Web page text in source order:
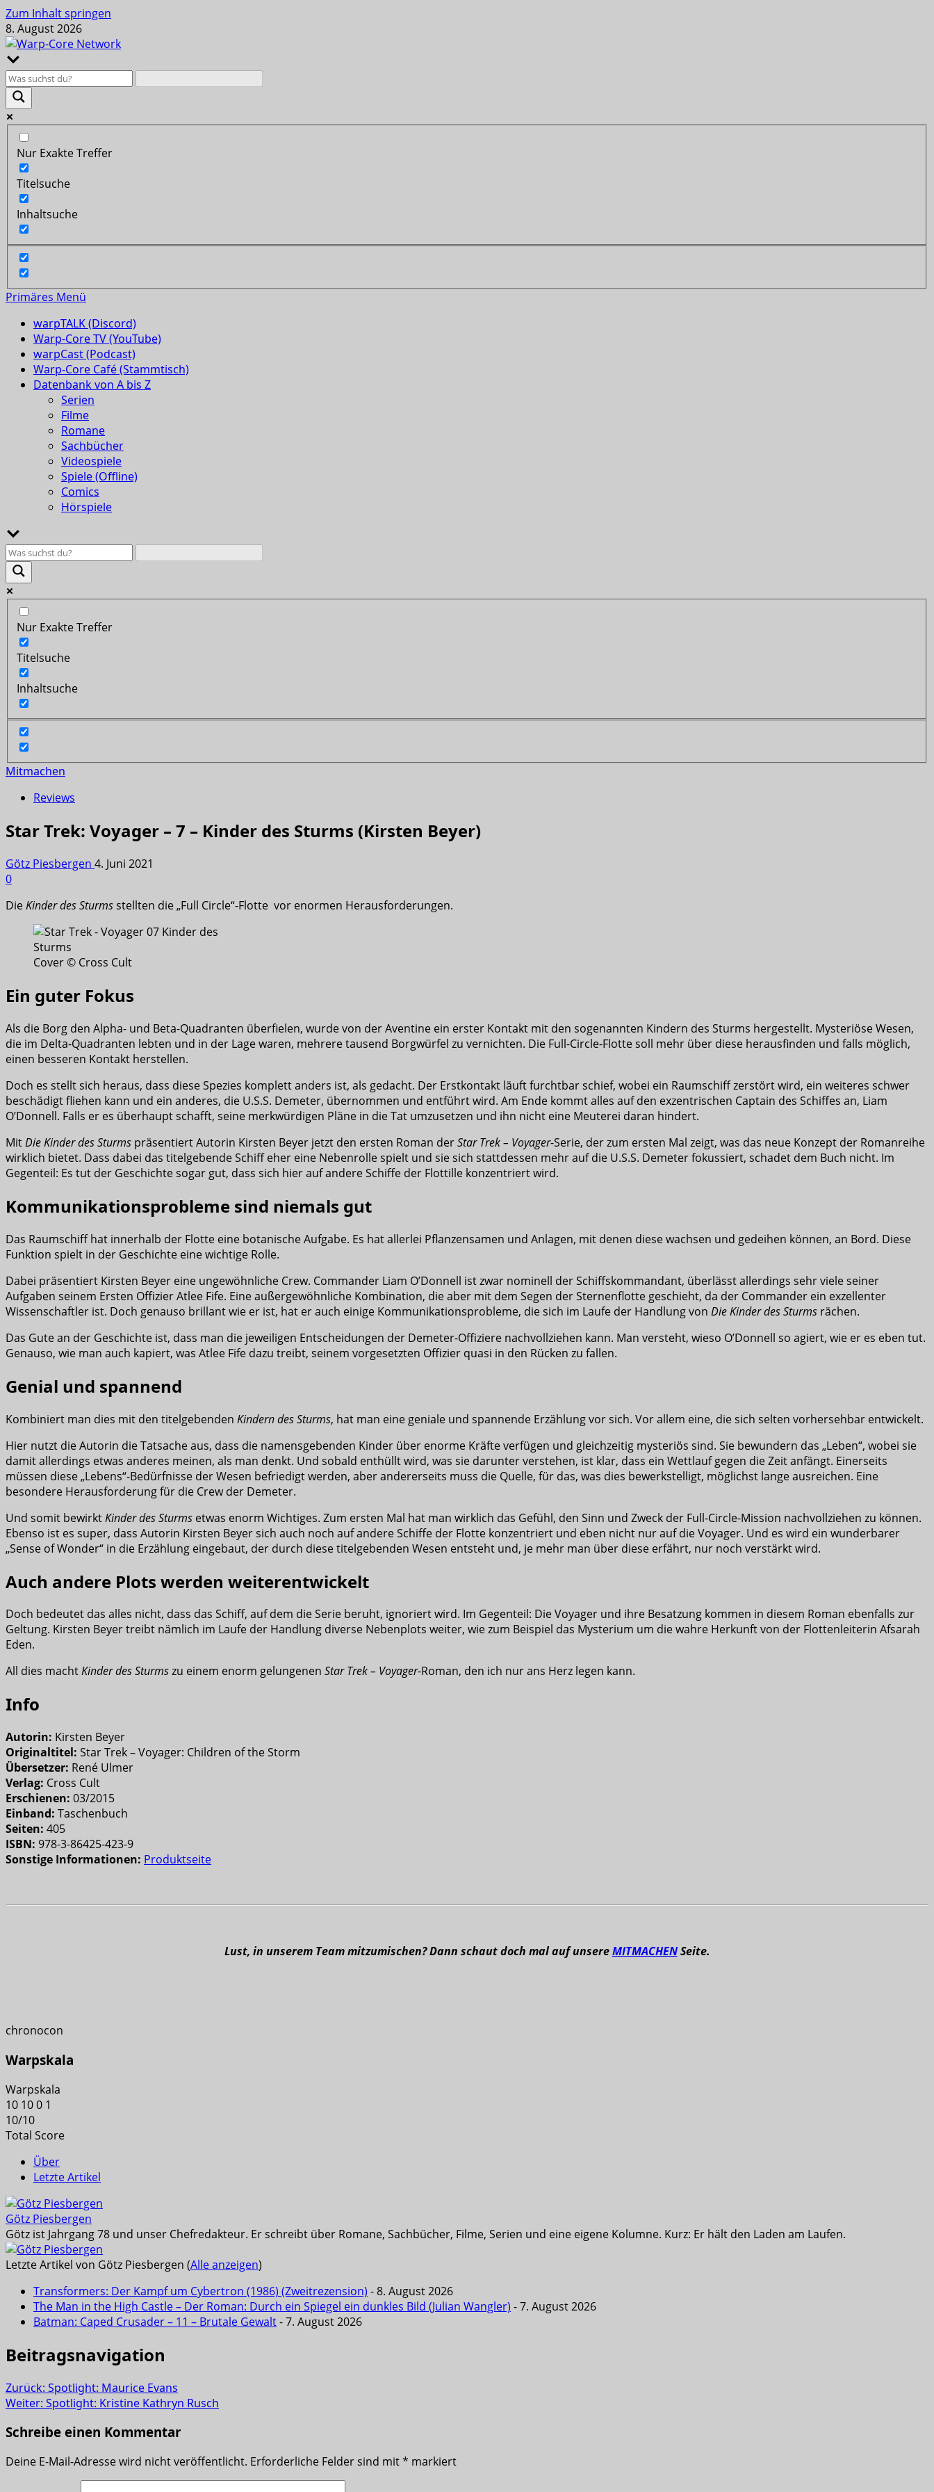
Zum Inhalt springen
8. August 2026
Nur Exakte Treffer
Titelsuche
Inhaltsuche
Primäres Menü
warpTALK (Discord)
Warp-Core TV (YouTube)
warpCast (Podcast)
Warp-Core Café (Stammtisch)
Datenbank von A bis Z
Serien
Filme
Romane
Sachbücher
Videospiele
Spiele (Offline)
Comics
Hörspiele
Nur Exakte Treffer
Titelsuche
Inhaltsuche
Mitmachen
Reviews
Star Trek: Voyager – 7 – Kinder des Sturms (Kirsten Beyer)
Götz Piesbergen 4. Juni 2021
0
DieKinder des Sturmsstellten die „Full Circle“-Flotte vor enormen Herausforderungen.
Cover © Cross Cult
Ein guter Fokus
Als die Borg den Alpha- und Beta-Quadranten überfielen, wurde von der Aventine ein erster Kontakt mit den sogenannten Kindern des Sturms hergestellt. Mysteriöse Wesen,
die im Delta-Quadranten lebten und in der Lage waren, mehrere tausend Borgwürfel zu vernichten. Die Full-Circle-Flotte soll mehr über diese herausfinden und falls möglich,
einen besseren Kontakt herstellen.
Doch es stellt sich heraus, dass diese Spezies komplett anders ist, als gedacht. Der Erstkontakt läuft furchtbar schief, wobei ein Raumschiff zerstört wird, ein weiteres schwer
beschädigt fliehen kann und ein anderes, die U.S.S. Demeter, übernommen und entführt wird. Am Ende kommt alles auf den exzentrischen Captain des Schiffes an, Liam
O’Donnell. Falls er es überhaupt schafft, seine merkwürdigen Pläne in die Tat umzusetzen und ihn nicht eine Meuterei daran hindert.
MitDie Kinder des Sturms präsentiert Autorin Kirsten Beyer jetzt den ersten Roman derStar Trek – Voyager-Serie, der zum ersten Mal zeigt, was das neue Konzept der Romanreihe
wirklich bietet. Dass dabei das titelgebende Schiff eher eine Nebenrolle spielt und sie sich stattdessen mehr auf die U.S.S. Demeter fokussiert, schadet dem Buch nicht. Im
Gegenteil: Es tut der Geschichte sogar gut, dass sich hier auf andere Schiffe der Flottille konzentriert wird.
Kommunikationsprobleme sind niemals gut
Das Raumschiff hat innerhalb der Flotte eine botanische Aufgabe. Es hat allerlei Pflanzensamen und Anlagen, mit denen diese wachsen und gedeihen können, an Bord. Diese
Funktion spielt in der Geschichte eine wichtige Rolle.
Dabei präsentiert Kirsten Beyer eine ungewöhnliche Crew. Commander Liam O’Donnell ist zwar nominell der Schiffskommandant, überlässt allerdings sehr viele seiner
Aufgaben seinem Ersten Offizier Atlee Fife. Eine außergewöhnliche Kombination, die aber mit dem Segen der Sternenflotte geschieht, da der Commander ein exzellenter
Wissenschaftler ist. Doch genauso brillant wie er ist, hat er auch einige Kommunikationsprobleme, die sich im Laufe der Handlung von Die Kinder des Sturms rächen.
Das Gute an der Geschichte ist, dass man die jeweiligen Entscheidungen der Demeter-Offiziere nachvollziehen kann. Man versteht, wieso O’Donnell so agiert, wie er es eben tut.
Genauso, wie man auch kapiert, was Atlee Fife dazu treibt, seinem vorgesetzten Offizier quasi in den Rücken zu fallen.
Genial und spannend
Kombiniert man dies mit den titelgebenden Kindern des Sturms, hat man eine geniale und spannende Erzählung vor sich. Vor allem eine, die sich selten vorhersehbar entwickelt.
Hier nutzt die Autorin die Tatsache aus, dass die namensgebenden Kinder über enorme Kräfte verfügen und gleichzeitig mysteriös sind. Sie bewundern das „Leben“, wobei sie
damit allerdings etwas anderes meinen, als man denkt. Und sobald enthüllt wird, was sie darunter verstehen, ist klar, dass ein Wettlauf gegen die Zeit anfängt. Einerseits
müssen diese „Lebens“-Bedürfnisse der Wesen befriedigt werden, aber andererseits muss die Quelle, für das, was dies bewerkstelligt, möglichst lange ausreichen. Eine
besondere Herausforderung für die Crew der Demeter.
Und somit bewirktKinder des Sturms etwas enorm Wichtiges. Zum ersten Mal hat man wirklich das Gefühl, den Sinn und Zweck der Full-Circle-Mission nachvollziehen zu können.
Ebenso ist es super, dass Autorin Kirsten Beyer sich auch noch auf andere Schiffe der Flotte konzentriert und eben nicht nur auf die Voyager. Und es wird ein wunderbarer
„Sense of Wonder“ in die Erzählung eingebaut, der durch diese titelgebenden Wesen entsteht und, je mehr man über diese erfährt, nur noch verstärkt wird.
Auch andere Plots werden weiterentwickelt
Doch bedeutet das alles nicht, dass das Schiff, auf dem die Serie beruht, ignoriert wird. Im Gegenteil: Die Voyager und ihre Besatzung kommen in diesem Roman ebenfalls zur
Geltung. Kirsten Beyer treibt nämlich im Laufe der Handlung diverse Nebenplots weiter, wie zum Beispiel das Mysterium um die wahre Herkunft von der Flottenleiterin Afsarah
Eden.
All dies machtKinder des Sturmszu einem enorm gelungenen Star Trek – Voyager-Roman, den ich nur ans Herz legen kann.
Info
Autorin: Kirsten Beyer
Originaltitel: Star Trek – Voyager: Children of the Storm
Übersetzer: René Ulmer
Verlag: Cross Cult
Erschienen: 03/2015
Einband: Taschenbuch
Seiten: 405
ISBN: 978-3-86425-423-9
Sonstige Informationen: Produktseite
Lust, in unserem Team mitzumischen? Dann schaut doch mal auf unsereMITMACHENSeite.
chronocon
Warpskala
Warpskala
10 100 1
10/10
Total Score
Über
Letzte Artikel
Götz Piesbergen
Götz ist Jahrgang 78 und unser Chefredakteur. Er schreibt über Romane, Sachbücher, Filme, Serien und eine eigene Kolumne. Kurz: Er hält den Laden am Laufen.
Letzte Artikel von Götz Piesbergen (Alle anzeigen)
Transformers: Der Kampf um Cybertron (1986) (Zweitrezension) - 8. August 2026
The Man in the High Castle – Der Roman: Durch ein Spiegel ein dunkles Bild (Julian Wangler) - 7. August 2026
Batman: Caped Crusader – 11 – Brutale Gewalt- 7. August 2026
Beitragsnavigation
Zurück: Spotlight: Maurice Evans
Weiter: Spotlight: Kristine Kathryn Rusch
Schreibe einen Kommentar
Deine E-Mail-Adresse wird nicht veröffentlicht. Erforderliche Felder sind mit* markiert